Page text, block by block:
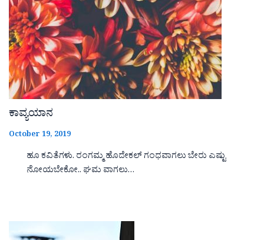
ಕಾವ್ಯಯಾನ
October 19, 2019
ಹೂ ಕವಿತೆಗಳು. ರಂಗಮ್ಮ ಹೊದೇಕಲ್ ಗಂಧವಾಗಲು ಬೇರು ಎಷ್ಟು
ನೋಯಬೇಕೋ.. ಘಮ ವಾಗಲು…